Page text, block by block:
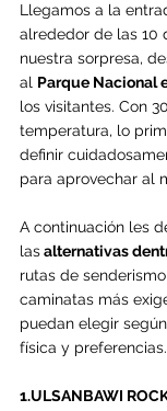
Llegamos a la
alrededor de las 10
nuestra sorpresa,
al Parque Nacional
los visitantes. Con
temperatura, lo
definir
para aprovechar al
A continuación les
las alternativas
rutas de
caminatas más
puedan elegir
física y preferencias.
1.ULSANBAWI